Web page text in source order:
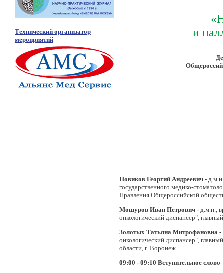
Технический организатор
мероприятий
и
Новиков Георгий Андреевич -
государственного медико-
Правления Общероссийской
Мошуров Иван Петрович - д.м.н.,
онкологический диспансер",
Золотых Татьяна Митрофановна -
онкологический диспансер",
области, г. Воронеж
09:00 - 09:10 Вступительное слово